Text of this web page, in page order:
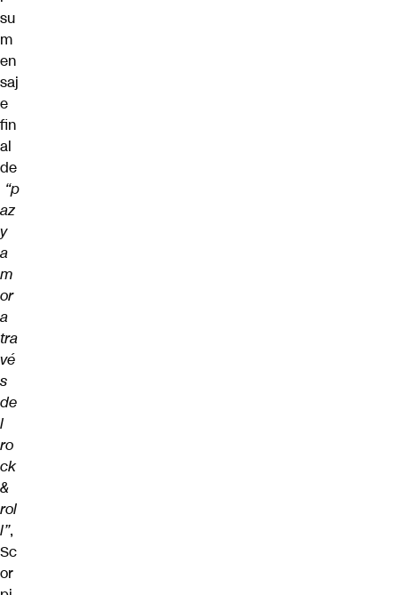
su
m
en
saj
e
fin
al
de
“p
az
y
a
m
or
a
tra
vé
s
de
l
ro
ck
&
rol
l”,
Sc
or